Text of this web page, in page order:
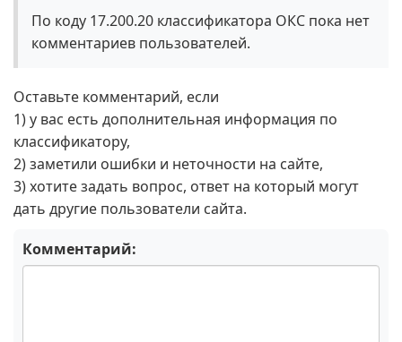
По коду 17.200.20 классификатора ОКС пока нет
комментариев пользователей.
Оставьте комментарий, если
1) у вас есть дополнительная информация по
классификатору,
2) заметили ошибки и неточности на сайте,
3) хотите задать вопрос, ответ на который могут
дать другие пользователи сайта.
Комментарий: